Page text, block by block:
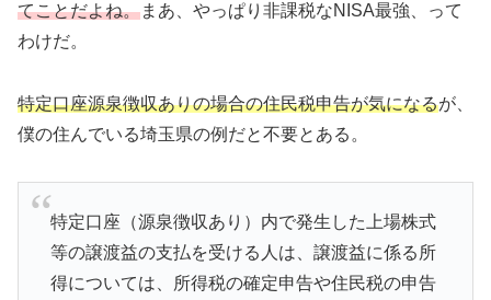
てことだよね。まあ、やっぱり非課税なNISA最強、って
わけだ。
特定口座源泉徴収ありの場合の住民税申告が気になるが、
僕の住んでいる埼玉県の例だと不要とある。
特定口座（源泉徴収あり）内で発生した上場株式
等の譲渡益の支払を受ける人は、譲渡益に係る所
得については、所得税の確定申告や住民税の申告